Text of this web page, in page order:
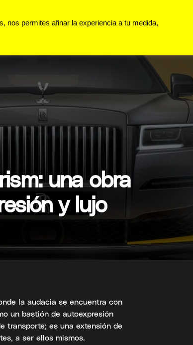
una obra
y lujo
la audacia se encuentra con
un bastión de autoexpresión
transporte; es una extensión de
a ser ellos mismos.
nos permites afinar la experiencia a tu medida,